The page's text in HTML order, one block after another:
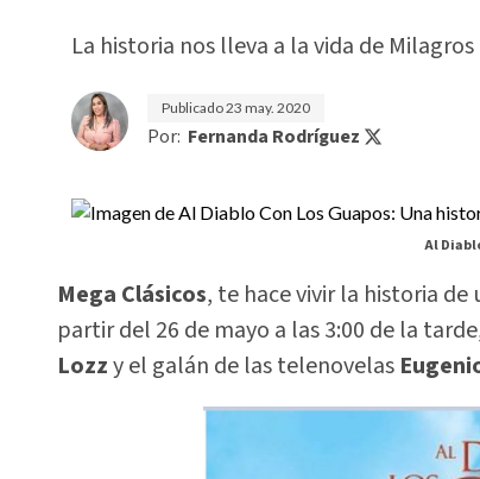
La historia nos lleva a la vida de
Publicado23 may. 2020
Por: Fernanda Rodríguez
Al
Mega Clásicos, te hace vivir la historia de
partir del 26 de mayo a las 3:00 de la
Lozzy el galán de las telenovelas